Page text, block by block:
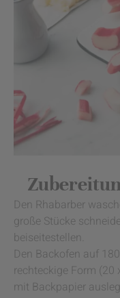
Den Rhabarber
große Stücke
beiseitestellen.
Den Backofen auf
rechteckige Form (20
mit Backpapier